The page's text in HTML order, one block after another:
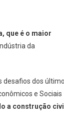
que é o maior
da
desafios dos
e Sociais
a construção civil